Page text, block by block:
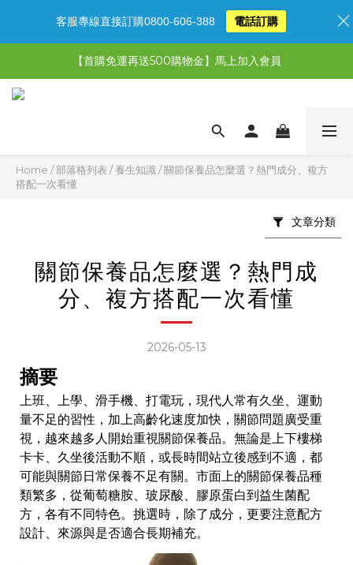
【限時特惠】全館滿1,000送500購物金！
【限時特惠】超值5選3，最高現省1,770元
【首購免運再送500購物金】馬上加入會員
Home /部落格列表 /養生知識 /關節保養品怎麼選？熱門成分、複方
搭配一次看懂
文章分類
關節保養品怎麼選？熱門成
分、複方搭配一次看懂
2026-05-13
摘要
上班、上學、滑手機、打電玩，現代人常有久坐、運動
量不足的習性，加上高齡化速度加快，關節問題廣受重
視，越來越多人開始重視關節保養品。無論是上下樓梯
卡卡、久坐後活動不順，或長時間站立後感到不適，都
可能與關節日常保養不足有關。市面上的關節保養品種
類繁多，從葡萄糖胺、玻尿酸、膠原蛋白到益生菌配
方，各有不同特色。挑選時，除了成分，更要注意配方
設計、來源與是否適合長期補充。
客服專線直接訂購0800-606-388 電話訂購